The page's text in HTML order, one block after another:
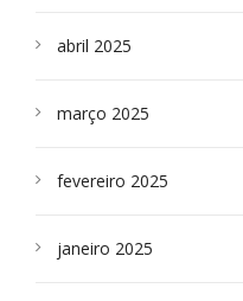
abril 2025
março 2025
fevereiro 2025
janeiro 2025